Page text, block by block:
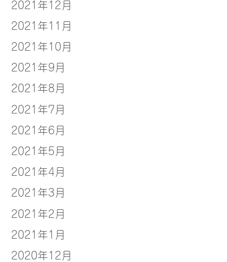
2021年12月
2021年11月
2021年10月
2021年9月
2021年8月
2021年7月
2021年6月
2021年5月
2021年4月
2021年3月
2021年2月
2021年1月
2020年12月